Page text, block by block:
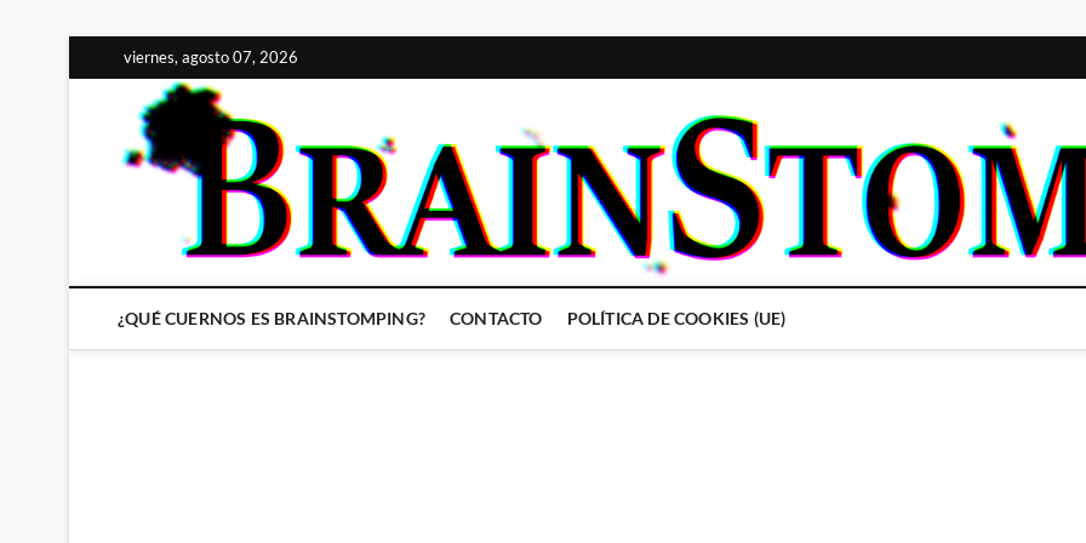
al
contenido
viernes, agosto 07, 2026
¿QUÉ CUERNOS ES BRAINSTOMPING? CONTACTO POLÍTICA DE COOKIES (UE)